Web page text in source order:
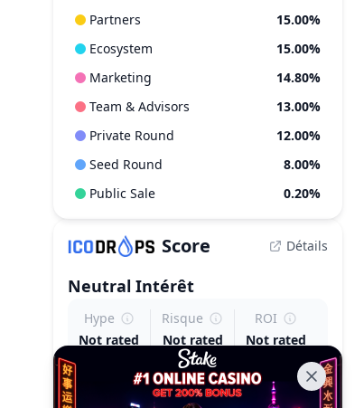
Partners
15.00%
Ecosystem
15.00%
Marketing
14.80%
Team & Advisors
13.00%
Private Round
12.00%
Seed Round
8.00%
Public Sale
0.20%
Score Détails
Neutral Intérêt
Hype
Not rated
Risque
Not rated
ROI
Not rated